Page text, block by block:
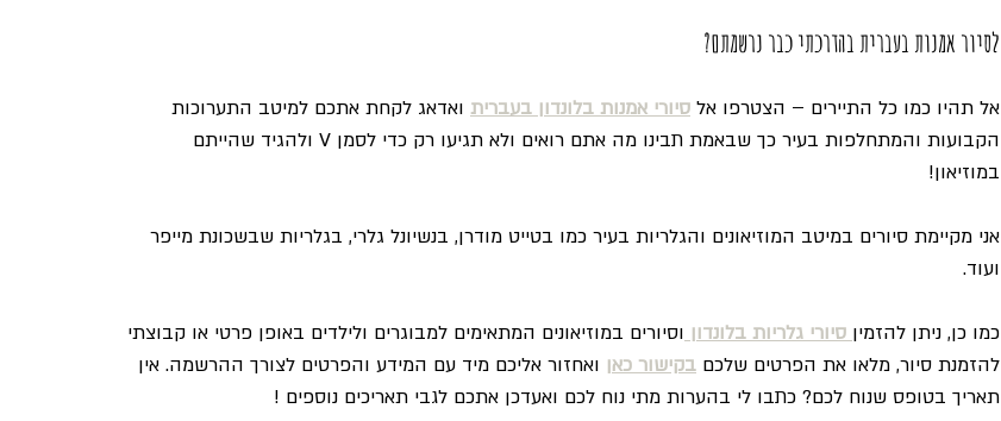
לסיור אמנות בעברית בהדרכתי כבר נרשמתם?
אל תהיו כמו כל התיירים – הצטרפו אל סיורי אמנות בלונדון בעברית ואדאג לקחת אתכם למיטב התערוכות
הקבועות והמתחלפות בעיר כך שבאמת תבינו מה אתם רואים ולא תגיעו רק כדי לסמן V ולהגיד שהייתם
במוזיאון!
אני מקיימת סיורים במיטב המוזיאונים והגלריות בעיר כמו בטייט מודרן, בנשיונל גלרי, בגלריות שבשכונת מייפר
ועוד.
כמו כן, ניתן להזמין סיורי גלריות בלונדון וסיורים במוזיאונים המתאימים למבוגרים ולילדים באופן פרטי או קבוצתי
להזמנת סיור, מלאו את הפרטים שלכם בקישור כאן ואחזור אליכם מיד עם המידע והפרטים לצורך ההרשמה. אין
תאריך בטופס שנוח לכם? כתבו לי בהערות מתי נוח לכם ואעדכן אתכם לגבי תאריכים נוספים !